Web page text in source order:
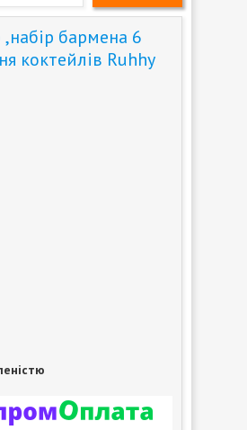
бармена 6
коктейлів Ruhhy